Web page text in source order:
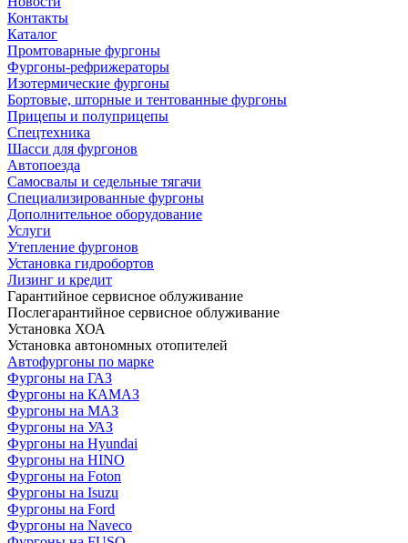
Контакты
Каталог
Промтоварные фургоны
Фургоны-рефрижераторы
Изотермические фургоны
Бортовые, шторные и тентованные фургоны
Прицепы и полуприцепы
Спецтехника
Шасси для фургонов
Автопоезда
Самосвалы и седельные тягачи
Специализированные фургоны
Дополнительное оборудование
Услуги
Утепление фургонов
Установка гидробортов
Лизинг и кредит
Гарантийное сервисное облуживание
Послегарантийное сервисное облуживание
Установка ХОА
Установка автономных отопителей
Автофургоны по марке
Фургоны на ГАЗ
Фургоны на КАМАЗ
Фургоны на МАЗ
Фургоны на УАЗ
Фургоны на Hyundai
Фургоны на HINO
Фургоны на Foton
Фургоны на Isuzu
Фургоны на Ford
Фургоны на Naveco